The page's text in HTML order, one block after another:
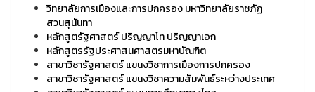
วิทยาลัยการเมืองและการปกครอง มหาวิทยาลัยราชภัฏ
สวนสุนันทา
หลักสูตรัฐศาสตร์ ปริญญาโท ปริญญาเอก
หลักสูตรรัฐประศาสนศาสตรมหาบัณฑิต
สาขาวิชารัฐศาสตร์ แขนงวิชาการเมืองการปกครอง
สาขาวิชารัฐศาสตร์ แขนงวิชาความสัมพันธ์ระหว่างประเทศ